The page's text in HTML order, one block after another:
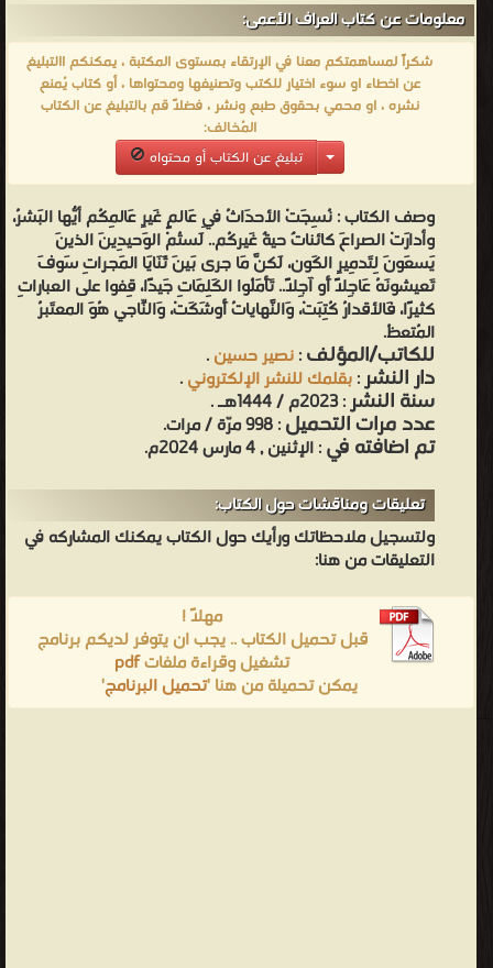
معلومات عن كتاب العراف الأعمى:
شكراً لمساهمتكم معنا في الإرتقاء بمستوى المكتبة ، يمكنكم االتبليغ
عن اخطاء او سوء اختيار للكتب وتصنيفها ومحتواها ، أو كتاب يُمنع
نشره ، او محمي بحقوق طبع ونشر ، فضلاً قم بالتبليغ عن الكتاب
المُخالف:
تبليغ عن الكتاب أو محتواه
وصف الكتاب :نُسِجَتْ الأحدَاثُ فِي عَالمٍ غَيرِ عَالمِكُم أيُّها البَشرُ،
وأدارَتْ الصراعَ كائناتٌ حيةٌ غَيركُم.. لَستُمْ الوَحيدِينَ الذينَ
يَسعَونَ لِتَدمِيرِ الكَون، لَكنَّ مَا جرى بَينَ ثَنَايَا المَجراتِ سَوفَ
تَعيشونَهُ عَاجِلًا أَو آجِلًا.. تَأَمَلُوا الكَلِمَاتِ جَيدًا، قِفوا على العباراتِ
كثيرًا، فَالأقدارُ كُتِبَتْ، وَالنّهايَاتُ أَوشَكَتْ، وَالنّاجِي هُوَ المعتَبرُ
المُتعظُ.
للكاتب/المؤلف:نصير حسين.
دار النشر:بقلمك للنشر الإلكتروني.
سنة النشر: 2023م / 1444هـ .
عدد مرات التحميل: 998 مرّة / مرات.
تم اضافته في: الإثنين , 4 مارس 2024م.
تعليقات ومناقشات حول الكتاب:
ولتسجيل ملاحظاتك ورأيك حول الكتاب يمكنك المشاركه في
التعليقات من هنا:
مهلاً !
قبل تحميل الكتاب .. يجب ان يتوفر لديكم برنامج
تشغيل وقراءة ملفاتpdf
يمكن تحميلة من هنا 'تحميل البرنامج'